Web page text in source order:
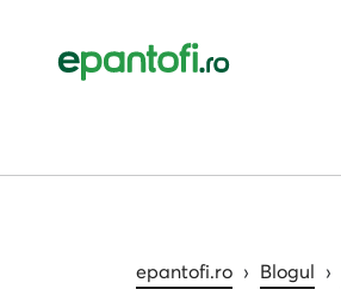
epantofi.ro › Blogul ›